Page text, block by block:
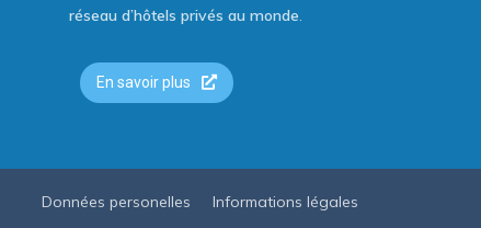
réseau d’hôtels privés au monde.
En savoir plus
Données personelles Informations légales